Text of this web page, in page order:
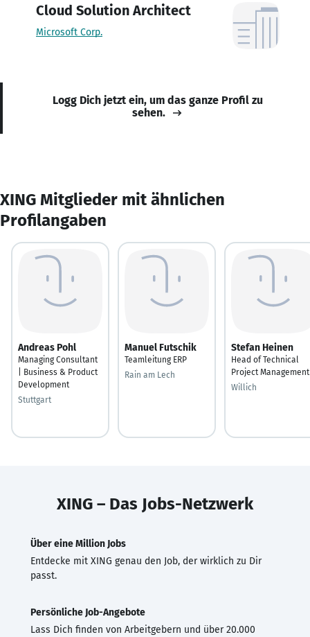
Cloud Solution Architect
Microsoft Corp.
Logg Dich jetzt ein, um das ganze Profil zu
sehen.
XING Mitglieder mit ähnlichen
Profilangaben
Andreas Pohl
Managing Consultant
| Business & Product
Development
Stuttgart
Manuel Futschik
Teamleitung ERP
Rain am Lech
Stefan Heinen
Head of Technical
Project Management
Willich
XING – Das Jobs-Netzwerk
Über eine Million Jobs
Entdecke mit XING genau den Job, der wirklich zu Dir
passt.
Persönliche Job-Angebote
Lass Dich finden von Arbeitgebern und über 20.000